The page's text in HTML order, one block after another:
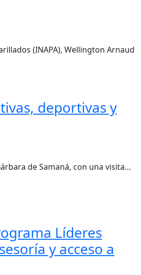
(INAPA), Wellington Arnaud
deportivas y
de Samaná, con una visita…
Líderes
y acceso a